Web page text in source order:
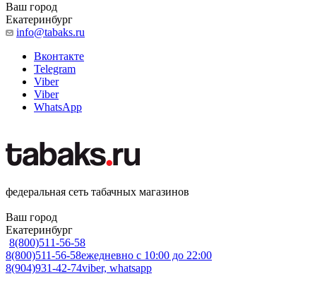
Ваш город
Екатеринбург
info@tabaks.ru
Вконтакте
Telegram
Viber
Viber
WhatsApp
федеральная сеть табачных магазинов
Ваш город
Екатеринбург
8(800)511-56-58
8(800)511-56-58ежедневно с 10:00 до 22:00
8(904)931-42-74viber, whatsapp